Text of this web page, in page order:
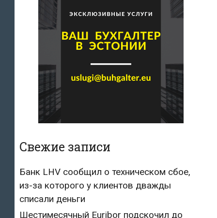
Свежие записи
Банк LHV сообщил о техническом сбое,
из-за которого у клиентов дважды
списали деньги
Шестимесячный Euribor подскочил до